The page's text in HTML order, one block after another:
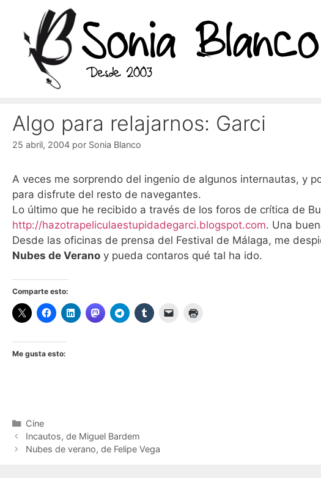
contenido
Algo para relajarnos: Garci
25 abril, 2004 por Sonia Blanco
A veces me sorprendo del ingenio de algunos internautas, y
para disfrute del resto de navegantes.
Lo último que he recibido a través de los foros de crítica de
http://hazotrapeliculaestupidadegarci.blogspot.com. Una
Desde las oficinas de prensa del Festival de Málaga, me
Nubes de Verano y pueda contaros qué tal ha ido.
Comparte esto:
Me gusta esto:
Categorías
Cine
Incautos, de Miguel Bardem
Nubes de verano, de Felipe Vega